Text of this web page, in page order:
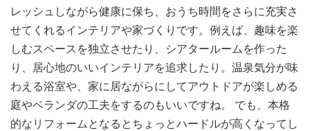
レッシュしながら健康に保ち、おうち時間をさらに充実さ
せてくれるインテリアや家づくりです。例えば、趣味を楽
しむスペースを独立させたり、シアタールームを作った
り、居心地のいいインテリアを追求したり。温泉気分が味
わえる浴室や、家に居ながらにしてアウトドアが楽しめる
庭やベランダの工夫をするのもいいですね。 でも、本格
的なリフォームとなるとちょっとハードルが高くなってし